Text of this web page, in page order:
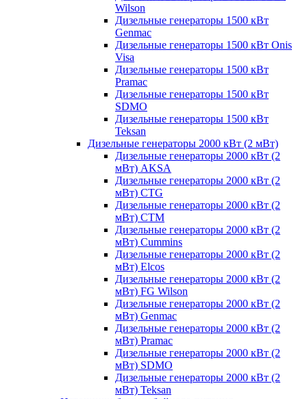
Wilson
Дизельные генераторы 1500 кВт
Genmac
Дизельные генераторы 1500 кВт Onis
Visa
Дизельные генераторы 1500 кВт
Pramac
Дизельные генераторы 1500 кВт
SDMO
Дизельные генераторы 1500 кВт
Teksan
Дизельные генераторы 2000 кВт (2 мВт)
Дизельные генераторы 2000 кВт (2
мВт) AKSA
Дизельные генераторы 2000 кВт (2
мВт) CTG
Дизельные генераторы 2000 кВт (2
мВт) CTM
Дизельные генераторы 2000 кВт (2
мВт) Cummins
Дизельные генераторы 2000 кВт (2
мВт) Elcos
Дизельные генераторы 2000 кВт (2
мВт) FG Wilson
Дизельные генераторы 2000 кВт (2
мВт) Genmac
Дизельные генераторы 2000 кВт (2
мВт) Pramac
Дизельные генераторы 2000 кВт (2
мВт) SDMO
Дизельные генераторы 2000 кВт (2
мВт) Teksan